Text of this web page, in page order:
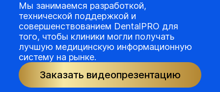
Мы занимаемся разработкой,
технической поддержкой и
совершенствованием DentalPRO для
того, чтобы клиники могли получать
лучшую медицинскую информационную
систему на рынке.
Заказать видеопрезентацию